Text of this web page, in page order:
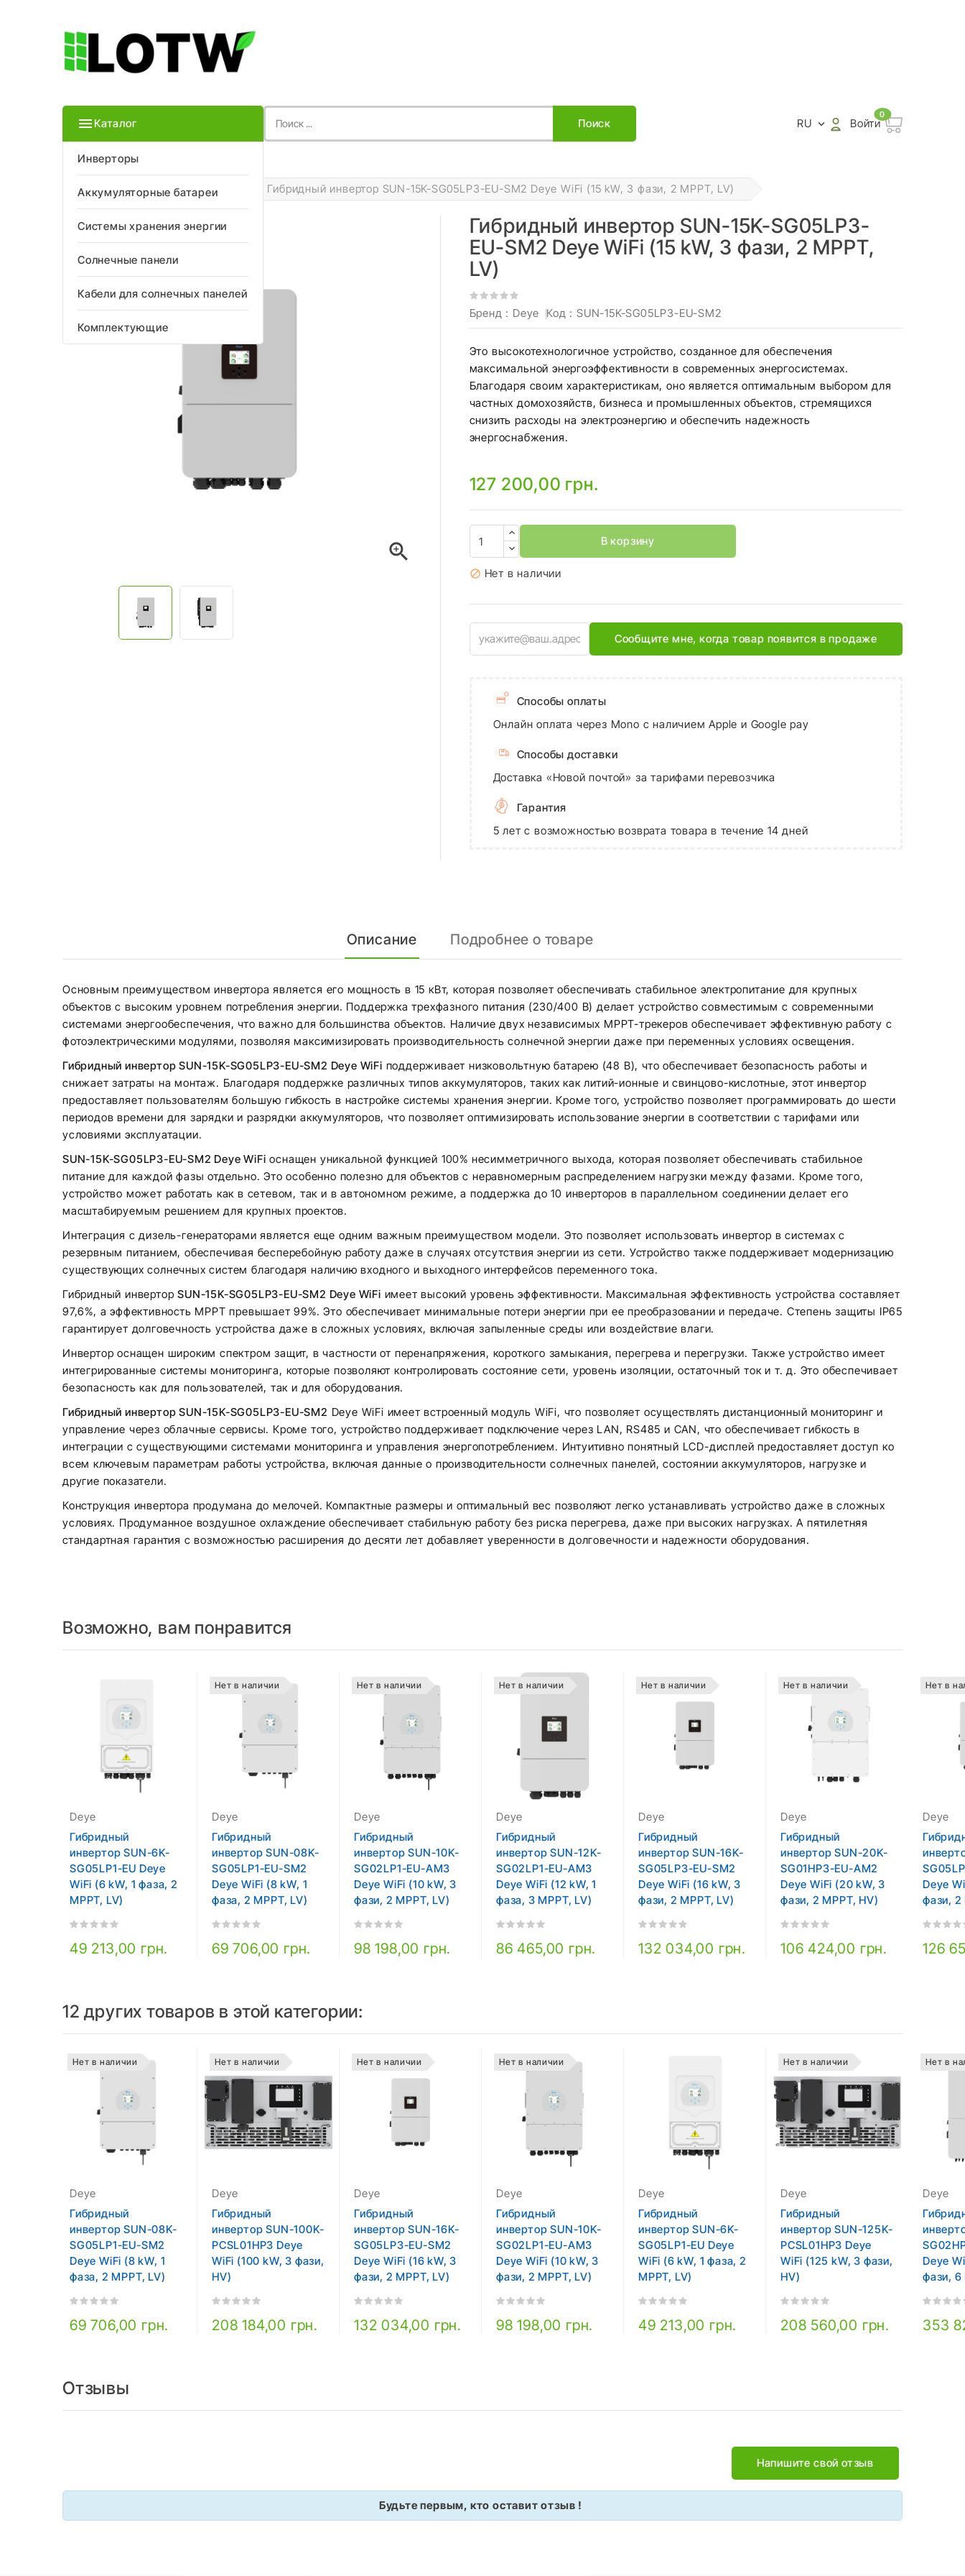
Каталог
Инверторы
Аккумуляторные батареи
Системы хранения энергии
Солнечные панели
Кабели для солнечных панелей
Комплектующие
Поиск RU  Войти
0
Главная Инверторы Гибридный инвертор SUN-15K-SG05LP3-EU-SM2 Deye WiFi (15 kW, 3 фази, 2 MPPT, LV)

Гибридный инвертор SUN-15K-SG05LP3-
EU-SM2 Deye WiFi (15 kW, 3 фази, 2 MPPT,
LV)
Бренд : Deye Код : SUN-15K-SG05LP3-EU-SM2
Это высокотехнологичное устройство, созданное для обеспечения
максимальной энергоэффективности в современных энергосистемах.
Благодаря своим характеристикам, оно является оптимальным выбором для
частных домохозяйств, бизнеса и промышленных объектов, стремящихся
снизить расходы на электроэнергию и обеспечить надежность
энергоснабжения.
127 200,00 грн.
В корзину
 Нет в наличии
Сообщите мне, когда товар появится в продаже
Способы оплаты
Онлайн оплата через Mono с наличием Apple и Google pay
Способы доставки
Доставка «Новой почтой» за тарифами перевозчика
Гарантия
5 лет с возможностью возврата товара в течение 14 дней
Описание Подробнее о товаре
Основным преимуществом инвертора является его мощность в 15 кВт, которая позволяет обеспечивать стабильное электропитание для крупных
объектов с высоким уровнем потребления энергии. Поддержка трехфазного питания (230/400 В) делает устройство совместимым с современными
системами энергообеспечения, что важно для большинства объектов. Наличие двух независимых MPPT-трекеров обеспечивает эффективную работу с
фотоэлектрическими модулями, позволяя максимизировать производительность солнечной энергии даже при переменных условиях освещения.
Гибридный инвертор SUN-15K-SG05LP3-EU-SM2 Deye WiFi поддерживает низковольтную батарею (48 В), что обеспечивает безопасность работы и
снижает затраты на монтаж. Благодаря поддержке различных типов аккумуляторов, таких как литий-ионные и свинцово-кислотные, этот инвертор
предоставляет пользователям большую гибкость в настройке системы хранения энергии. Кроме того, устройство позволяет программировать до шести
периодов времени для зарядки и разрядки аккумуляторов, что позволяет оптимизировать использование энергии в соответствии с тарифами или
условиями эксплуатации.
SUN-15K-SG05LP3-EU-SM2 Deye WiFi оснащен уникальной функцией 100% несимметричного выхода, которая позволяет обеспечивать стабильное
питание для каждой фазы отдельно. Это особенно полезно для объектов с неравномерным распределением нагрузки между фазами. Кроме того,
устройство может работать как в сетевом, так и в автономном режиме, а поддержка до 10 инверторов в параллельном соединении делает его
масштабируемым решением для крупных проектов.
Интеграция с дизель-генераторами является еще одним важным преимуществом модели. Это позволяет использовать инвертор в системах с
резервным питанием, обеспечивая бесперебойную работу даже в случаях отсутствия энергии из сети. Устройство также поддерживает модернизацию
существующих солнечных систем благодаря наличию входного и выходного интерфейсов переменного тока.
Гибридный инверторSUN-15K-SG05LP3-EU-SM2 Deye WiFi имеет высокий уровень эффективности. Максимальная эффективность устройства составляет
97,6%, а эффективность MPPT превышает 99%. Это обеспечивает минимальные потери энергии при ее преобразовании и передаче. Степень защиты IP65
гарантирует долговечность устройства даже в сложных условиях, включая запыленные среды или воздействие влаги.
Инвертор оснащен широким спектром защит, в частности от перенапряжения, короткого замыкания, перегрева и перегрузки. Также устройство имеет
интегрированные системы мониторинга, которые позволяют контролировать состояние сети, уровень изоляции, остаточный ток и т. д. Это обеспечивает
безопасность как для пользователей, так и для оборудования.
Гибридный инвертор SUN-15K-SG05LP3-EU-SM2 Deye WiFi имеет встроенный модуль WiFi, что позволяет осуществлять дистанционный мониторинг и
управление через облачные сервисы. Кроме того, устройство поддерживает подключение через LAN, RS485 и CAN, что обеспечивает гибкость в
интеграции с существующими системами мониторинга и управления энергопотреблением. Интуитивно понятный LCD-дисплей предоставляет доступ ко
всем ключевым параметрам работы устройства, включая данные о производительности солнечных панелей, состоянии аккумуляторов, нагрузке и
другие показатели.
Конструкция инвертора продумана до мелочей. Компактные размеры и оптимальный вес позволяют легко устанавливать устройство даже в сложных
условиях. Продуманное воздушное охлаждение обеспечивает стабильную работу без риска перегрева, даже при высоких нагрузках. А пятилетняя
стандартная гарантия с возможностью расширения до десяти лет добавляет уверенности в долговечности и надежности оборудования.
Возможно, вам понравится
Deye
Гибридный
инвертор SUN-6K-
SG05LP1-EU Deye
WiFi (6 kW, 1 фаза, 2
MPPT, LV)
49 213,00 грн.
Нет в наличии
Deye
Гибридный
инвертор SUN-08K-
SG05LP1-EU-SM2
Deye WiFi (8 kW, 1
фаза, 2 MPPT, LV)
69 706,00 грн.
Нет в наличии
Deye
Гибридный
инвертор SUN-10K-
SG02LP1-EU-AM3
Deye WiFi (10 kW, 3
фази, 2 MPPT, LV)
98 198,00 грн.
Нет в наличии
Deye
Гибридный
инвертор SUN-12K-
SG02LP1-EU-AM3
Deye WiFi (12 kW, 1
фаза, 3 MPPT, LV)
86 465,00 грн.
Нет в наличии
Deye
Гибридный
инвертор SUN-16K-
SG05LP3-EU-SM2
Deye WiFi (16 kW, 3
фази, 2 MPPT, LV)
132 034,00 грн.
Нет в наличии
Deye
Гибридный
инвертор SUN-20K-
SG01HP3-EU-AM2
Deye WiFi (20 kW, 3
фази, 2 MPPT, HV)
106 424,00 грн.
Нет в
Deye
Deye
фази, 2
126
12 других товаров в этой категории:
Нет в наличии
Deye
Гибридный
инвертор SUN-08K-
SG05LP1-EU-SM2
Deye WiFi (8 kW, 1
фаза, 2 MPPT, LV)
69 706,00 грн.
Нет в наличии
Deye
Гибридный
инвертор SUN-100K-
PCSL01HP3 Deye
WiFi (100 kW, 3 фази,
HV)
208 184,00 грн.
Нет в наличии
Deye
Гибридный
инвертор SUN-16K-
SG05LP3-EU-SM2
Deye WiFi (16 kW, 3
фази, 2 MPPT, LV)
132 034,00 грн.
Нет в наличии
Deye
Гибридный
инвертор SUN-10K-
SG02LP1-EU-AM3
Deye WiFi (10 kW, 3
фази, 2 MPPT, LV)
98 198,00 грн.
Deye
Гибридный
инвертор SUN-6K-
SG05LP1-EU Deye
WiFi (6 kW, 1 фаза, 2
MPPT, LV)
49 213,00 грн.
Нет в наличии
Deye
Гибридный
инвертор SUN-125K-
PCSL01HP3 Deye
WiFi (125 kW, 3 фази,
HV)
208 560,00 грн.
Нет в
Deye
Deye
фази, 6
353
Отзывы
Напишите свой отзыв
Будьте первым, кто оставит отзыв !